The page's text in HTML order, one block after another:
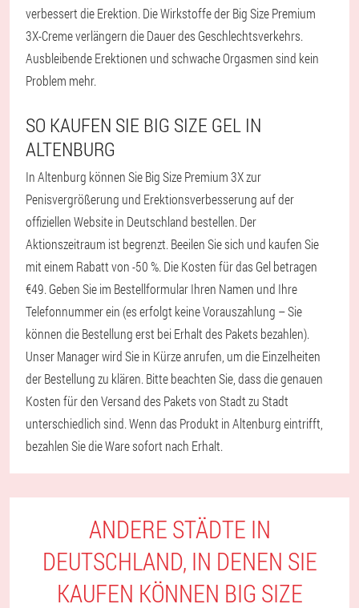
verbessert die Erektion. Die Wirkstoffe der Big Size Premium
3X-Creme verlängern die Dauer des Geschlechtsverkehrs.
Ausbleibende Erektionen und schwache Orgasmen sind kein
Problem mehr.
SO KAUFEN SIE BIG SIZE GEL IN
ALTENBURG
In Altenburg können Sie Big Size Premium 3X zur
Penisvergrößerung und Erektionsverbesserung auf der
offiziellen Website in Deutschland bestellen. Der
Aktionszeitraum ist begrenzt. Beeilen Sie sich und kaufen Sie
mit einem Rabatt von -50 %. Die Kosten für das Gel betragen
€49. Geben Sie im Bestellformular Ihren Namen und Ihre
Telefonnummer ein (es erfolgt keine Vorauszahlung – Sie
können die Bestellung erst bei Erhalt des Pakets bezahlen).
Unser Manager wird Sie in Kürze anrufen, um die Einzelheiten
der Bestellung zu klären. Bitte beachten Sie, dass die genauen
Kosten für den Versand des Pakets von Stadt zu Stadt
unterschiedlich sind. Wenn das Produkt in Altenburg eintrifft,
bezahlen Sie die Ware sofort nach Erhalt.
ANDERE STÄDTE IN
DEUTSCHLAND, IN DENEN SIE
KAUFEN KÖNNEN BIG SIZE